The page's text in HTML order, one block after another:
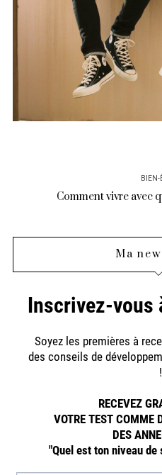
BIEN-
Comment vivre avec
Ma